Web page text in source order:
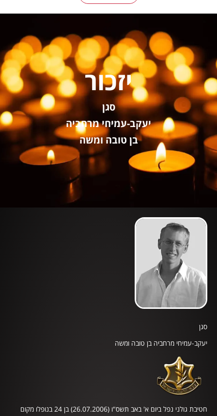
יזכור
סגן
יעקב-עמיחי מרחביה
בן טובה ומשה
סגן
יעקב-עמיחי מרחביה בן טובה ומשה
חטיבת גולני נפל ביום א' באב תשס"ו (26.07.2006) בן 24 בנופלו מקום